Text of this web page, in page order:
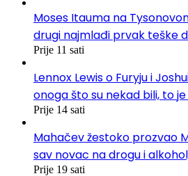
Moses Itauma na
drugi najmlađi prvak teške
Prije 11 sati
Lennox Lewis o Furyju i
onoga što su nekad bili, to
Prije 14 sati
Mahačev žestoko prozvao
sav novac na drogu i
Prije 19 sati